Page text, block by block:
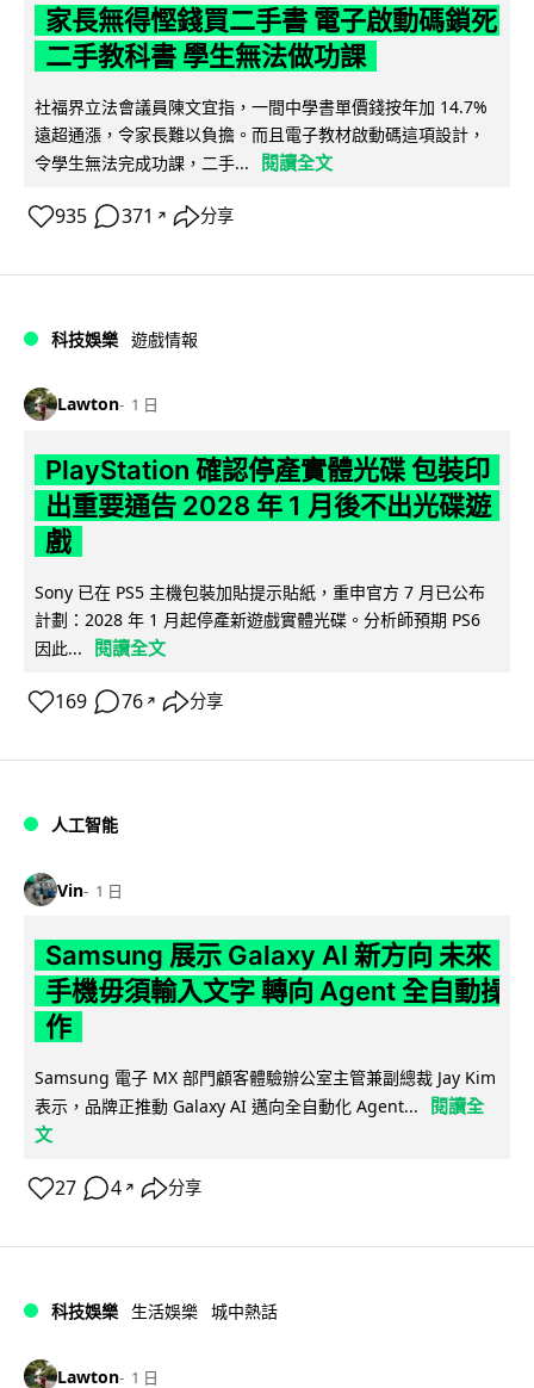
家長無得慳錢買二手書 電子啟動碼鎖死
二手教科書 學生無法做功課
社福界立法會議員陳文宜指，一間中學書單價錢按年加 14.7%
遠超通漲，令家長難以負擔。而且電子教材啟動碼這項設計，
令學生無法完成功課，二手...
閱讀全文
935 371 ↗ 分享
科技娛樂 遊戲情報
Lawton 1 日
PlayStation 確認停產實體光碟 包裝印
出重要通告 2028 年 1 月後不出光碟遊
戲
Sony 已在 PS5 主機包裝加貼提示貼紙，重申官方 7 月已公布
計劃：2028 年 1 月起停產新遊戲實體光碟。分析師預期 PS6
因此...
閱讀全文
169 76 ↗ 分享
人工智能
Vin 1 日
Samsung 展示 Galaxy AI 新方向 未來
手機毋須輸入文字 轉向 Agent 全自動操
作
Samsung 電子 MX 部門顧客體驗辦公室主管兼副總裁 Jay Kim
表示，品牌正推動 Galaxy AI 邁向全自動化 Agent...
閱讀全
文
27 4 ↗ 分享
科技娛樂 生活娛樂 城中熱話
Lawton 1 日